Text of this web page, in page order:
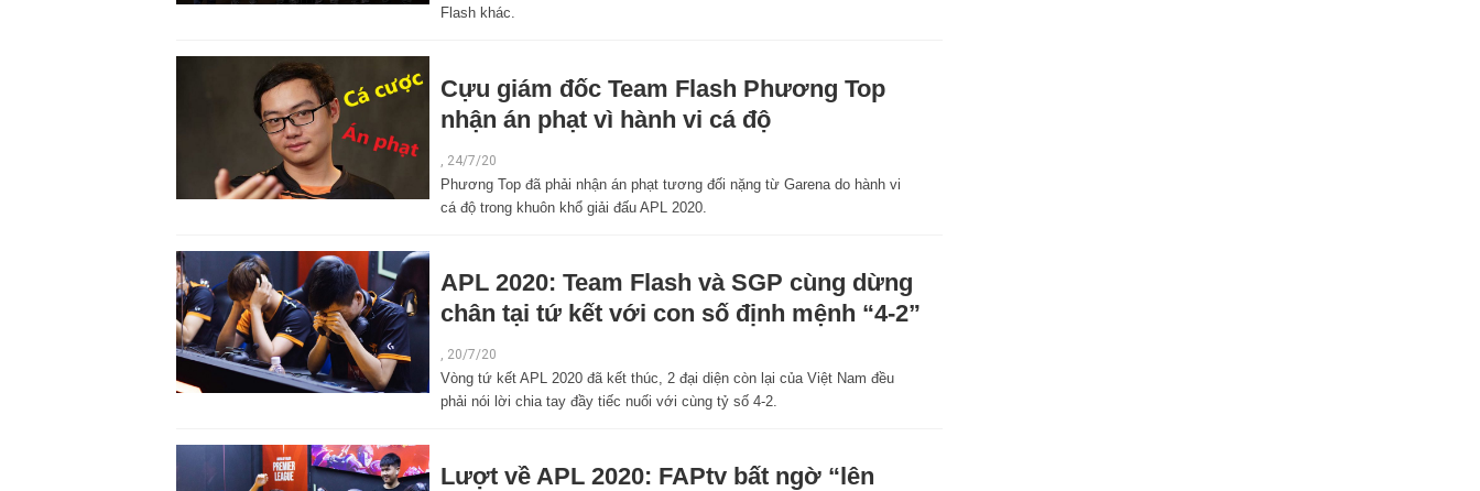
Flash khác.
Cựu giám đốc Team Flash Phương Top
nhận án phạt vì hành vi cá độ
24/7/20
Phương Top đã phải nhận án phạt tương đối nặng từ Garena do hành vi
cá độ trong khuôn khổ giải đấu APL 2020.
APL 2020: Team Flash và SGP cùng dừng
chân tại tứ kết với con số định mệnh “4-2”
, 20/7/20
Vòng tứ kết APL 2020 đã kết thúc, 2 đại diện còn lại của Việt Nam đều
phải nói lời chia tay đầy tiếc nuối với cùng tỷ số 4-2.
Lượt về APL 2020: FAPtv bất ngờ “lên